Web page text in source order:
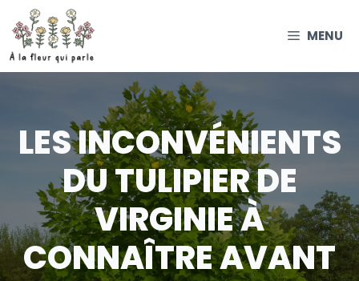
au
contenu
MENU
LES INCONVÉNIENTS
DU TULIPIER DE
VIRGINIE À
CONNAÎTRE AVANT